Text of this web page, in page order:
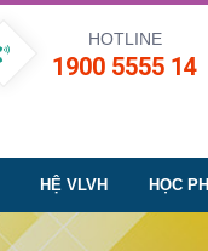
HOTLINE
1900 5555 14
HỆ VLVH HỌC PHÍ